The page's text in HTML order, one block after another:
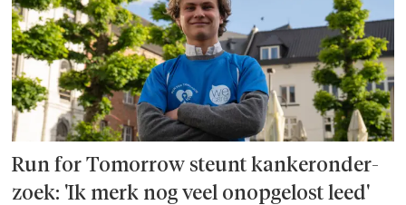
Run for Tomorrow steunt kanker­onder­
zoek: 'Ik merk nog veel onopgelost leed'